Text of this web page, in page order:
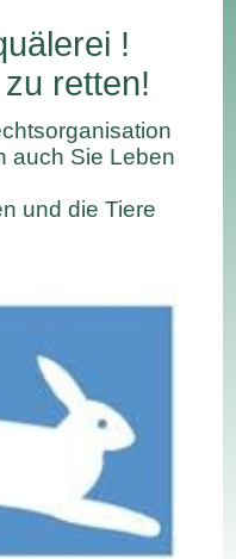
!
retten!
auch Sie Leben
und die Tiere